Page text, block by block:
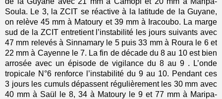
Soula. Le 3, la ZCIT se réactive à la latitude de la Guyane,
on relève 45 mm à Matoury et 39 mm à Iracoubo. La marge
sud de la ZCIT entretient l’instabilité les jours suivants avec
47 mm relevés à Sinnamary le 5 puis 33 mm à Roura le 6 et
22 mm à Cayenne le 7. La fin de décade du 8 au 10 est bien
arrosée avec un épisode de vigilance du 8 au 9 . L’onde
tropicale N°6 renforce l’instabilité du 9 au 10. Pendant ces
3 jours les cumuls dépassent régulièrement les 30 mm avec
40 mm à Saül le 8, 34 à Matoury le 9 et 77 mm à Maripa-